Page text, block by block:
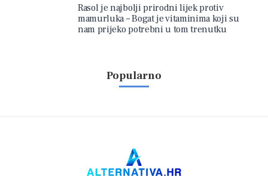
Rasol je najbolji prirodni lijek protiv
mamurluka – Bogat je vitaminima koji su
nam prijeko potrebni u tom trenutku
Popularno